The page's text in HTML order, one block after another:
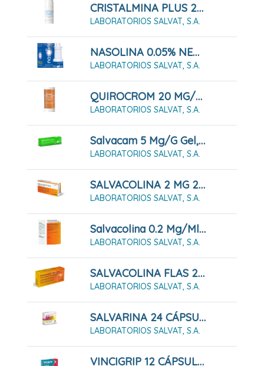
CRISTALMINA PLUS 20 MG/ML + 0,70 ML/ML SOLUCIÓN PARA PULVERIZACIÓN CUTÁNEA
LABORATORIOS SALVAT, S.A.
NASOLINA 0.05% NEBULIZADOR 20 ML
LABORATORIOS SALVAT, S.A.
QUIROCROM 20 MG/ML + 0,70 ML/ML SOLUCION CUTANEA
LABORATORIOS SALVAT, S.A.
Salvacam 5 Mg/g Gel, Tubo De 60 G
LABORATORIOS SALVAT, S.A.
SALVACOLINA 2 MG 20 COMPRIMIDOS
LABORATORIOS SALVAT, S.A.
Salvacolina 0.2 Mg/ml Solución Oral, Frasco De 100 Ml
LABORATORIOS SALVAT, S.A.
SALVACOLINA FLAS 2 MG 12 COMPRIMIDOS BUCODISPERSABLES
LABORATORIOS SALVAT, S.A.
SALVARINA 24 CÁPSULAS
LABORATORIOS SALVAT, S.A.
VINCIGRIP 12 CÁPSULAS